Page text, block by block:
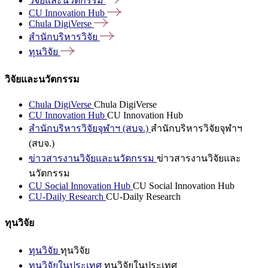
CU Innovation Hub
Chula DigiVerse
สำนักบริหารวิจัย
ทุนวิจัย
วิจัยและนวัตกรรม
Chula DigiVerse Chula DigiVerse
CU Innovation Hub CU Innovation Hub
สำนักบริหารวิจัยจุฬาฯ (สบจ.) สำนักบริหารวิจัยจุฬาฯ
(สบจ.)
ข่าวสารงานวิจัยและนวัตกรรม ข่าวสารงานวิจัยและ
นวัตกรรม
CU Social Innovation Hub CU Social Innovation Hub
CU-Daily Research CU-Daily Research
ทุนวิจัย
ทุนวิจัย ทุนวิจัย
ทุนวิจัยในประเทศ ทุนวิจัยในประเทศ